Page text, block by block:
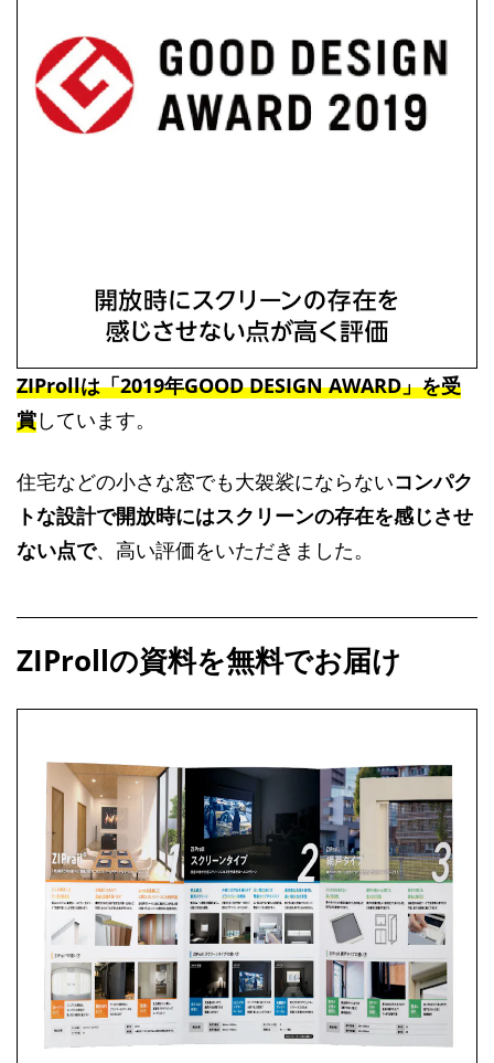
ZIProllは「2019年GOOD DESIGN AWARD」を受
賞しています。
住宅などの小さな窓でも大袈裟にならないコンパク
トな設計で開放時にはスクリーンの存在を感じさせ
ない点で、高い評価をいただきました。
ZIProllの資料を無料でお届け